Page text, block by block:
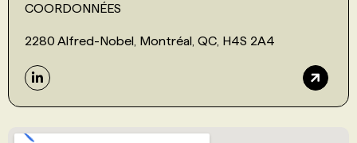
COORDONNÉES
2280 Alfred-Nobel, Montréal, QC, H4S 2A4